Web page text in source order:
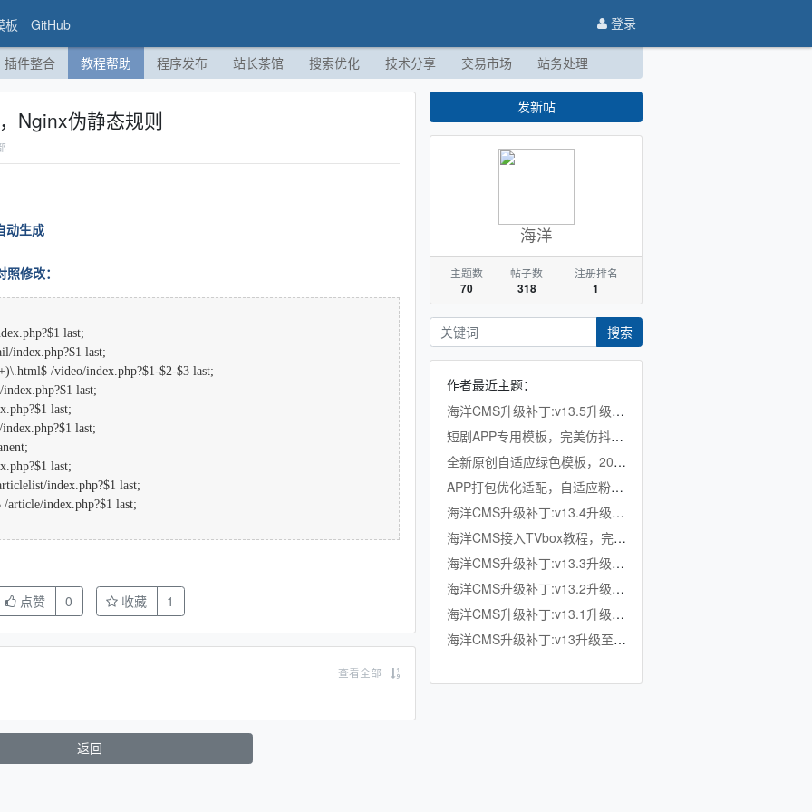
板 GitHub 登录
插件整合 教程帮助 程序发布 站长茶馆 搜索优化 技术分享 交易市场 站务处理
Nginx伪静态规则
动生成
修改：
last;
index.php?$1 last;
/video/index.php?$1-$2-$3 last;
last;
last;
last;
last;
index.php?$1 last;
index.php?$1 last;
点赞 0 收藏 1
查看全部
返回
发新帖
海洋
主题数
70
帖子数
318
注册排名
1
搜索
作者最近主题：
海洋CMS升级补丁:v13.5升级至v13.6
短剧APP专用模板，完美仿抖音竖屏短剧模板，滑动上下集，点赞收藏
全新原创自适应绿色模板，200K超小体积，加强版播放记录、搜索历史模块
APP打包优化适配，自适应粉色模板，小体积秒加载，模拟app动画效果，适合X
海洋CMS升级补丁:v13.4升级至v13.5
海洋CMS接入TVbox教程，完美适配TVbox，影视仓，OK影视等软件
海洋CMS升级补丁:v13.3升级至v13.4
海洋CMS升级补丁:v13.2升级至v13.3
海洋CMS升级补丁:v13.1升级至v13.2
海洋CMS升级补丁:v13升级至v13.1